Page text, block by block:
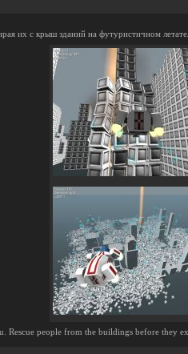
их с крыш зданий на футуристичном
Rescue people from the buildings before they